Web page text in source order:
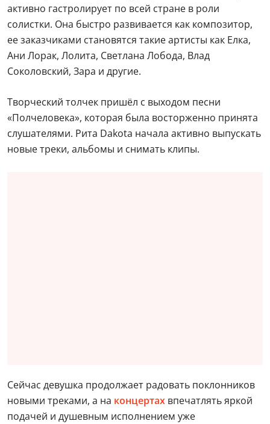
активно гастролирует по всей стране в роли
солистки. Она быстро развивается как композитор,
ее заказчиками становятся такие артисты как Елка,
Ани Лорак, Лолита, Светлана Лобода, Влад
Соколовский, Зара и другие.
Творческий толчек пришёл с выходом песни
«Полчеловека», которая была восторженно принята
слушателями. Рита Dakota начала активно выпускать
новые треки, альбомы и снимать клипы.
Сейчас девушка продолжает радовать поклонников
новыми треками, а на концертах впечатлять яркой
подачей и душевным исполнением уже